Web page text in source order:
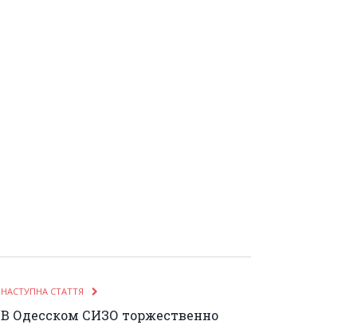
НАСТУПНА СТАТТЯ
В Одесском СИЗО торжественно